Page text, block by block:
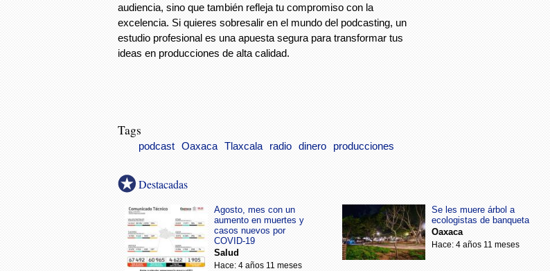
audiencia, sino que también refleja tu compromiso con la
excelencia. Si quieres sobresalir en el mundo del podcasting, un
estudio profesional es una apuesta segura para transformar tus
ideas en producciones de alta calidad.
Tags
podcast Oaxaca Tlaxcala radio dinero producciones
Destacadas
Agosto, mes con un
aumento en muertes y
casos nuevos por
COVID-19
Salud
Hace: 4 años 11 meses
Se les muere árbol a
ecologistas de banqueta
Oaxaca
Hace: 4 años 11 meses